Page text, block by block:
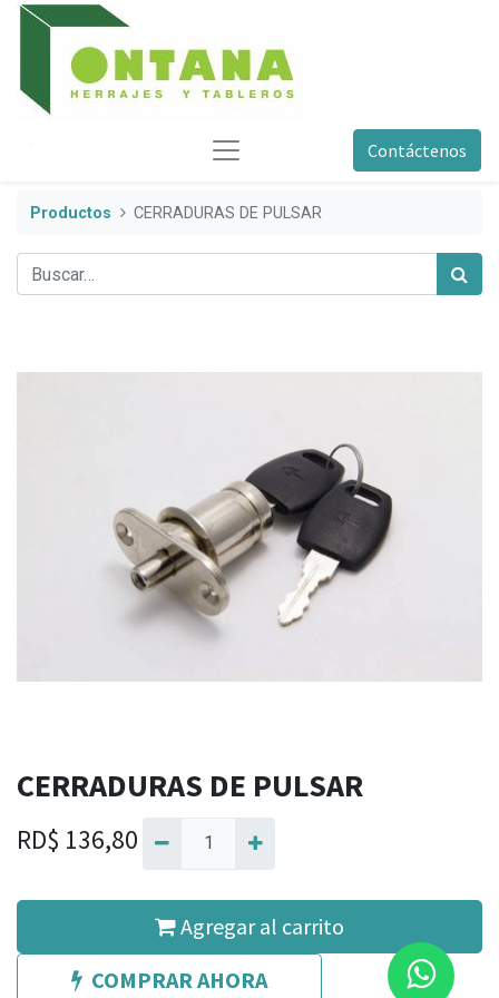
Contáctenos
Productos CERRADURAS DE PULSAR
CERRADURAS DE PULSAR
RD$ 136,80
Agregar al carrito
COMPRAR AHORA